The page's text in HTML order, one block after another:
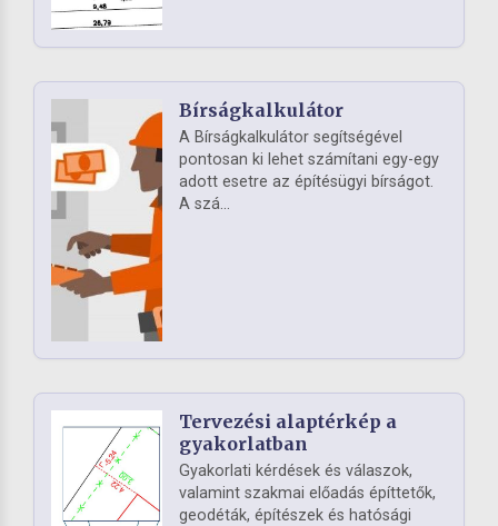
Bírságkalkulátor
A Bírságkalkulátor segítségével
pontosan ki lehet számítani egy-egy
adott esetre az építésügyi bírságot.
A szá...
Tervezési alaptérkép a
gyakorlatban
Gyakorlati kérdések és válaszok,
valamint szakmai előadás építtetők,
geodéták, építészek és hatósági